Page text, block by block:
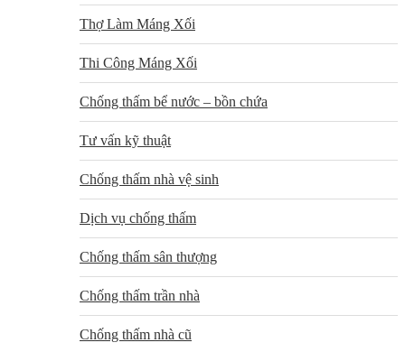
Thợ Làm Máng Xối
Thi Công Máng Xối
Chống thấm bể nước – bồn chứa
Tư vấn kỹ thuật
Chống thấm nhà vệ sinh
Dịch vụ chống thấm
Chống thấm sân thượng
Chống thấm trần nhà
Chống thấm nhà cũ